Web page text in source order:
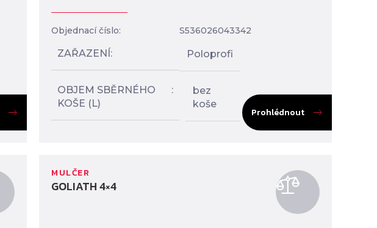
Prohlédnout
Objednací číslo: S536026043342
ZAŘAZENÍ Poloprofi
OBJEM SBĚRNÉHO
KOŠE (L)
bez
koše
GOLIATH 4×4
MULČER